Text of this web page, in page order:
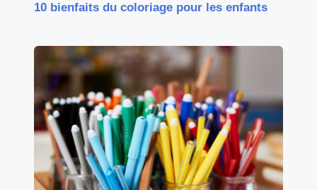
10 bienfaits du coloriage pour les enfants